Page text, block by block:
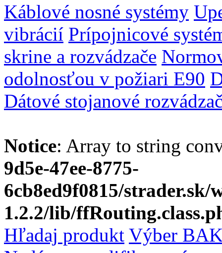
Káblové nosné systémy
vibrácií Prípojnicové
skrine a rozvádzače
odolnosťou v požiari E90
Dátové stojanové
Notice: Array to string
9d5e-47ee-8775-
6cb8ed9f0815/
1.2.2/lib/
Hľadaj produkt Výber